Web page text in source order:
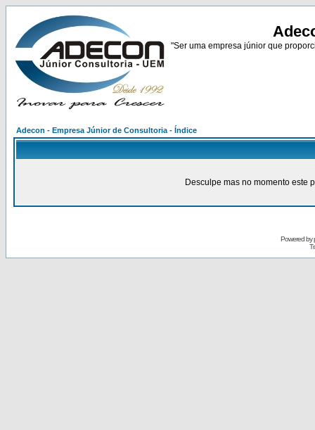
"Ser uma empresa júnior que
Adecon - Empresa Júnior de Consultoria - Índice
Desculpe mas no momento este
Powered by